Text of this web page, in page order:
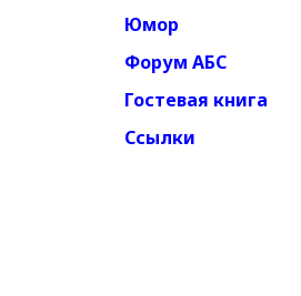
Юмор
Форум АБС
Гостевая книга
Ссылки